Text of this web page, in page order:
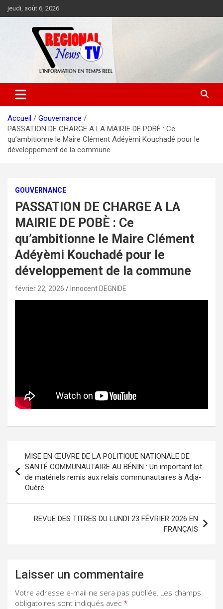
Aller
au
jeudi, août 6, 2026
Accueil
Gouvernance
PASSATION DE CHARGE A LA MAIRIE DE POBÈ : Ce
qu’ambitionne le Maire Clément Adéyèmi Kouchadé pour le
développement de la commune
GOUVERNANCE
PASSATION DE CHARGE A LA
MAIRIE DE POBÈ : Ce
qu’ambitionne le Maire Clément
Adéyèmi Kouchadé pour le
développement de la commune
février 22, 2026 Innocent DEGNIDE
de
l’article
MISE EN ŒUVRE DE LA POLITIQUE NATIONALE DE
SANTÉ COMMUNAUTAIRE AU BÉNIN : Un important lot
de matériels remis aux relais communautaires à Adja-
Ouèrè
REVUE DES TITRES DU LUNDI 23 FÉVRIER 2026 EN
FRANÇAIS
Laisser un commentaire
Votre adresse e-mail ne sera pas publiée. Les champs
obligatoires sont indiqués avec *